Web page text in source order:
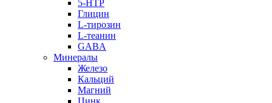
5-HTP
Глицин
L-тирозин
L-теанин
GABA
Минералы
Железо
Кальций
Магний
Цинк